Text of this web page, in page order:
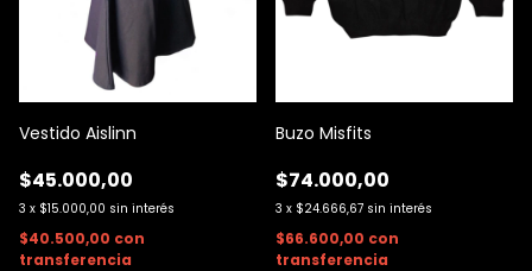
Vestido Aislinn
$45.000,00
3 x $15.000,00 sin interés
$40.500,00 con
transferencia
Buzo Misfits
$74.000,00
3 x $24.666,67 sin interés
$66.600,00 con
transferencia